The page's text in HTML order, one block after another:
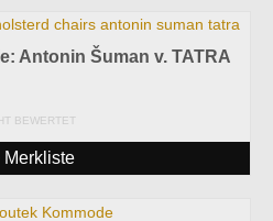
Antonin Šuman v. TATRA
BEWERTET
Merkliste